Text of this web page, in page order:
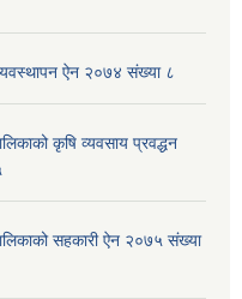
ऐन २०७४ संख्या ८
कृषि व्यवसाय प्रवद्धन
सहकारी ऐन २०७५ संख्या